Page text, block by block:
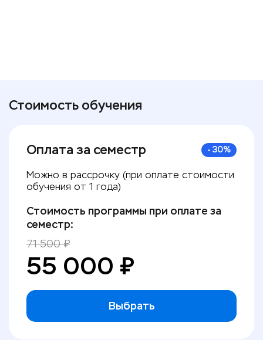
Стоимость обучения
Оплата за семестр - 30%
Можно в рассрочку (при оплате стоимости
обучения от 1 года)
Стоимость программы при оплате за
семестр:
71 500₽
55 000 ₽
Выбрать